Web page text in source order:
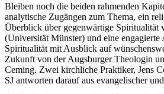
Bleiben noch die beiden rahmenden
analytische Zugängen zum Thema, ein
Überblick über gegenwärtige Spiritualität
(Universität Münster) und eine engagierte
Spiritualität mit Ausblick auf
Zukunft von der Augsburger Theologin
Ceming. Zwei kirchliche Praktiker, Jens
SJ antworten darauf aus evangelischer